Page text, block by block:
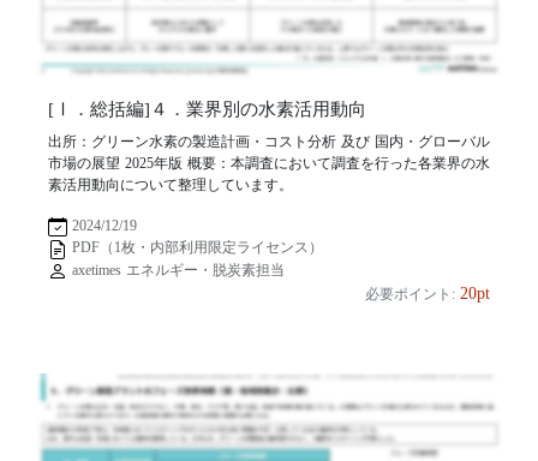
[Ⅰ．総括編]４．業界別の水素活用動向
出所：グリーン水素の製造計画・コスト分析 及び 国内・グローバル
市場の展望 2025年版 概要：本調査において調査を行った各業界の水
素活用動向について整理しています。
2024/12/19
PDF（1枚・内部利用限定ライセンス）
axetimes エネルギー・脱炭素担当
必要ポイント: 20pt